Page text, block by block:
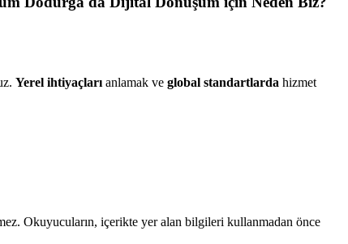
Yerel ihtiyaçları anlamak ve global standartlarda hizmet
Okuyucuların, içerikte yer alan bilgileri kullanmadan önce